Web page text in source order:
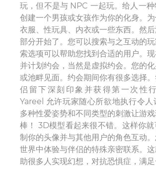
玩，但不是与 NPC 一起玩。给人一种
创建一个男孩或女孩作为你的化身。
衣服、性玩具、内衣或一些东西。然
部分开始了。您可以搜索与之互动的
索选项可以帮助您找到合适的用户。
并计划约会，当然是虚拟约会。您的
或池畔见面。约会期间你有很多选择
侣留下深刻印象并获得第一次性行
Yareel 允许玩家随心所欲地执行令人
多种性爱姿势和不同类型的刺激让游
棒！ 3D模型看起来很不错。这样你
制你的头像并与其他用户的角色互动
世界中体验与伴侣的特殊亲密联系。
助很多人实现幻想，对抗恐惧症，满足